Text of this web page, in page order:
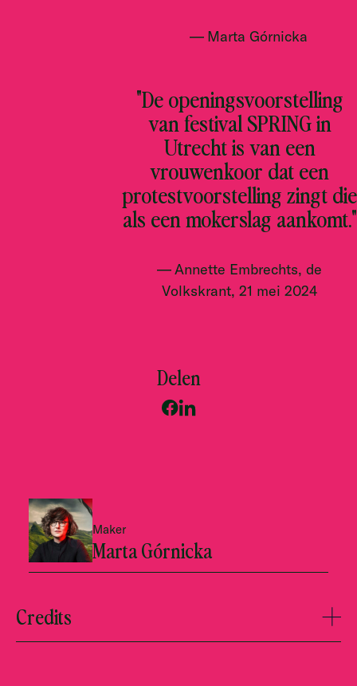
Marta Górnicka
"De openingsvoorstelling
van festival SPRING in
Utrecht is van een
vrouwenkoor dat een
protestvoorstelling zingt die
als een mokerslag aankomt."
Annette Embrechts, de
Volkskrant, 21 mei 2024
Delen
Maker
Marta Górnicka
Credits